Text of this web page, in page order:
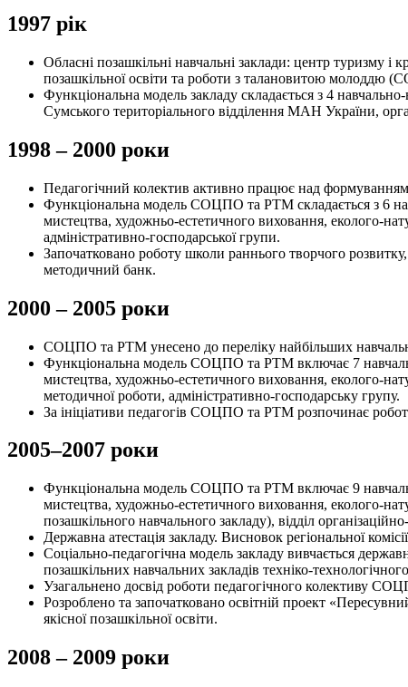
1997 рік
Обласні позашкільні навчальні заклади: центр туризму і
позашкільної освіти та роботи з талановитою
Функціональна модель закладу складається з 4
Сумського територіального відділення МАН України,
1998 – 2000 роки
Педагогічний колектив активно працює над формуванням
Функціональна модель СОЦПО та РТМ складається з 6
мистецтва, художньо-естетичного виховання, еколого-
адміністративно-господарської групи.
Започатковано роботу школи раннього творчого
методичний банк.
2000 – 2005 роки
СОЦПО та РТМ унесено до переліку найбільших
Функціональна модель СОЦПО та РТМ включає 7
мистецтва, художньо-естетичного виховання, еколого-
методичної роботи, адміністративно-господарську групу.
За ініціативи педагогів СОЦПО та РТМ розпочинає роботу
2005–2007 роки
Функціональна модель СОЦПО та РТМ включає 9
мистецтва, художньо-естетичного виховання, еколого-
позашкільного навчального закладу), відділ
Державна атестація закладу. Висновок регіональної
Соціально-педагогічна модель закладу вивчається
позашкільних навчальних закладів техніко-
Узагальнено досвід роботи педагогічного колективу
Розроблено та започатковано освітній проект
якісної позашкільної освіти.
2008 – 2009 роки